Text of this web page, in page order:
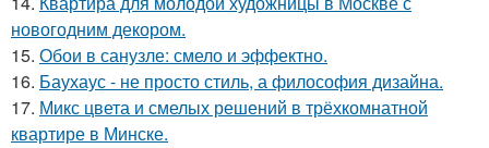
новогодним декором.
15. Обои в санузле: смело и эффектно.
16. Баухаус - не просто стиль, а философия дизайна.
17. Микс цвета и смелых решений в трёхкомнатной
квартире в Минске.